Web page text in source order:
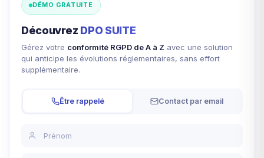
DÉMO GRATUITE
Découvrez DPO SUITE
Gérez votre conformité RGPD de A à Z avec une solution
qui anticipe les évolutions réglementaires, sans effort
supplémentaire.
Être rappelé Contact par email